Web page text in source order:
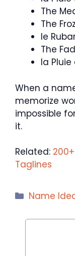
The
The
le
The
la
When a
memorize
impossible
it.
Related:
Taglines
Name